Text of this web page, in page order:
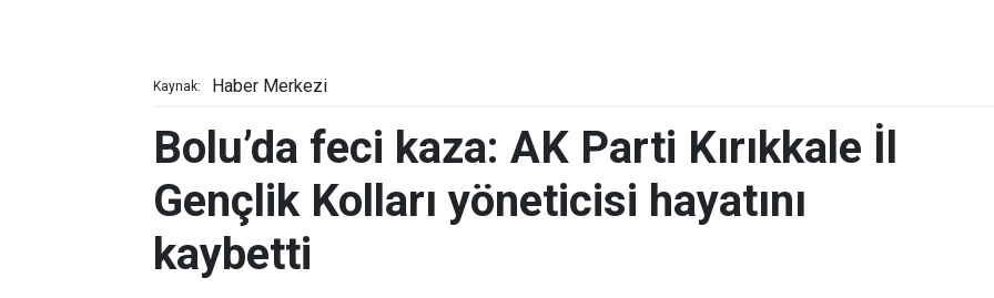
Kaynak: Haber Merkezi
Bolu’da feci kaza: AK Parti Kırıkkale İl
Gençlik Kolları yöneticisi hayatını
kaybetti